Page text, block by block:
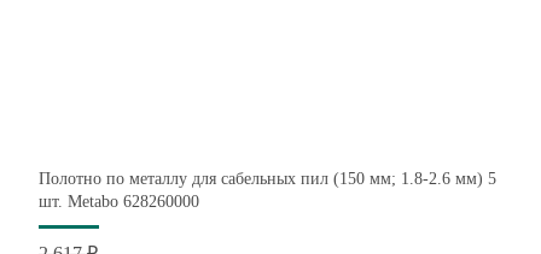
Полотно по металлу для сабельных пил (150 мм; 1.8-2.6 мм) 5
шт. Metabo 628260000